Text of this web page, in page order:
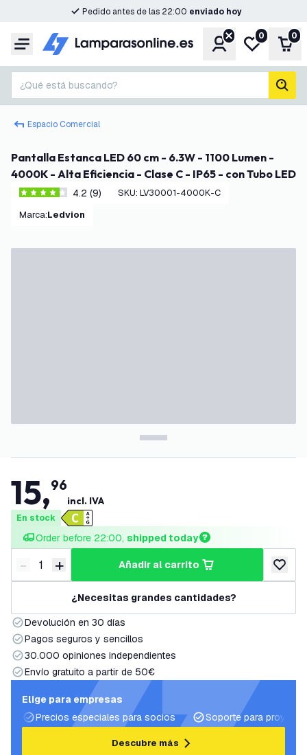
Pedido antes de las 22:00 enviado hoy
Menú CuentaMi lista de
0 0
¿Qué está buscando?
Espacio Comercial
Pantalla Estanca LED 60 cm - 6.3W - 1100 Lumen -
4000K - Alta Eficiencia - Clase C - IP65 - con Tubo LED
4.2 estrellas de puntuación
4.2 (9) SKU: LV30001-4000K-C
Marca: Ledvion
15,96
incl. IVA
En stock
Order before 22:00, shipped today
Disminuir cantidad
- Aumentar cantidad
+ añadir al carrito
añadir
¿Necesitas grandes cantidades?
Devolución en 30 días
Pagos seguros y sencillos
30.000 opiniones independientes
Envío gratuito a partir de 50€
Elige para empresas
Precios especiales para socios
Soporte para
Descubre más